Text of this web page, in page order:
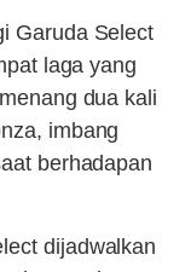
Garuda Select
laga yang
dua kali
imbang
berhadapan
dijadwalkan